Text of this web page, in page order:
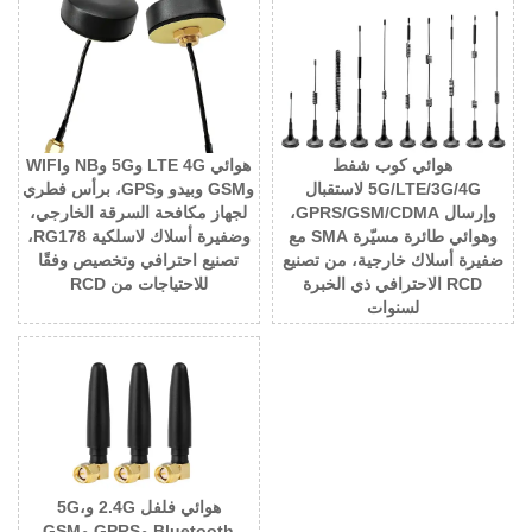
هوائي LTE 4G و5G وNB وWIFI
وGSM وبيدو وGPS، برأس فطري
لجهاز مكافحة السرقة الخارجي،
وضفيرة أسلاك لاسلكية RG178،
تصنيع احترافي وتخصيص وفقًا
للاحتياجات من RCD
هوائي كوب شفط
5G/LTE/3G/4G لاستقبال
وإرسال GPRS/GSM/CDMA،
وهوائي طائرة مسيّرة SMA مع
ضفيرة أسلاك خارجية، من تصنيع
RCD الاحترافي ذي الخبرة
لسنوات
هوائي فلفل 2.4G و5G،